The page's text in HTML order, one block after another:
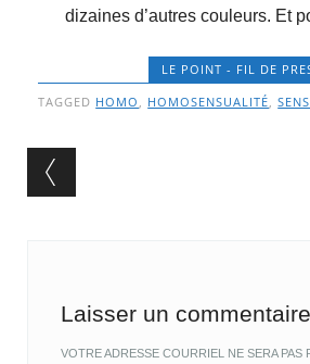
dizaines d’autres couleurs. Et
LE POINT - FIL DE
TAGGED HOMO HOMOSENSUALITÉ ,
Post navigation
Laisser un commentaire
VOTRE ADRESSE COURRIEL NE SERA PAS